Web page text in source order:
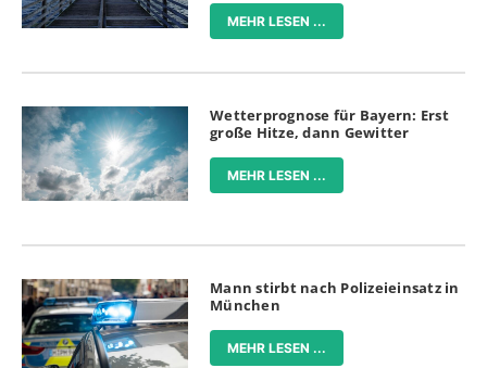
MEHR LESEN ...
Wetterprognose für Bayern: Erst
große Hitze, dann Gewitter
MEHR LESEN ...
Mann stirbt nach Polizeieinsatz in
München
MEHR LESEN ...